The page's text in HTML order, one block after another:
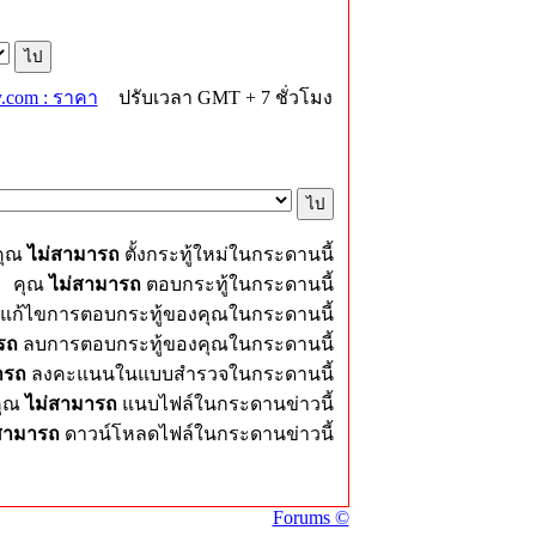
: ราคา ปรับเวลา GMT + 7 ชั่วโมง
ณไม่สามารถตั้งกระทู้ใหม่ในกระดานนี้
คุณไม่สามารถตอบกระทู้ในกระดานนี้
ก้ไขการตอบกระทู้ของคุณในกระดานนี้
ถลบการตอบกระทู้ของคุณในกระดานนี้
ถลงคะแนนในแบบสำรวจในกระดานนี้
ณไม่สามารถ แนบไฟล์ในกระดานข่าวนี้
มารถ ดาวน์โหลดไฟล์ในกระดานข่าวนี้
Forums ©